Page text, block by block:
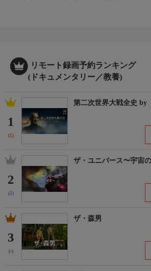
リモート録画予約ランキング
(ドキュメンタリー／教養)
1
(1)
第二次世界大戦全史 by
2
(2)
ザ・ユニバース〜宇宙
3
(-)
ザ・森男